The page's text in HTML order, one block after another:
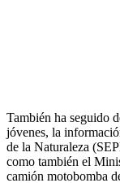
También ha seguido
jóvenes, la
de la Naturaleza
como también el
camión motobomba